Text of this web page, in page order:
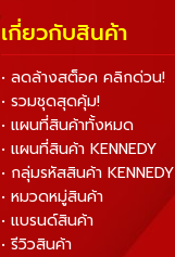
เกี่ยวกับสินค้า
• ลดล้างสต็อค คลิกด่วน!
• รวมชุดสุดคุ้ม!
• แผนที่สินค้าทั้งหมด
• แผนที่สินค้า KENNEDY
• กลุ่มรหัสสินค้า KENNEDY
• หมวดหมู่สินค้า
• แบรนด์สินค้า
• รีวิวสินค้า